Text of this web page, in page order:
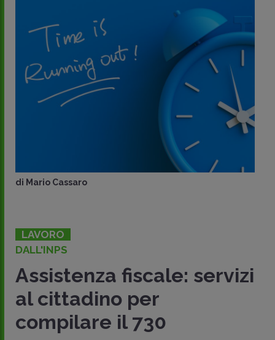
di Mario Cassaro
LAVORO
DALL'INPS
Assistenza fiscale: servizi
al cittadino per
compilare il 730